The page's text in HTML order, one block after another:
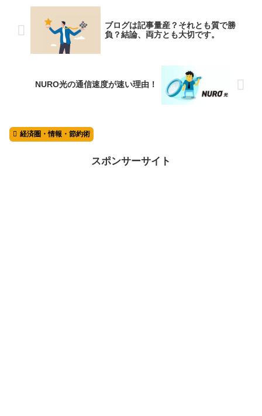
ブログは記事量産？それとも質で勝
負？結論、両方とも大切です。
NURO光の通信速度が速い理由！
経済圏・情報・節約術
スポンサーサイト